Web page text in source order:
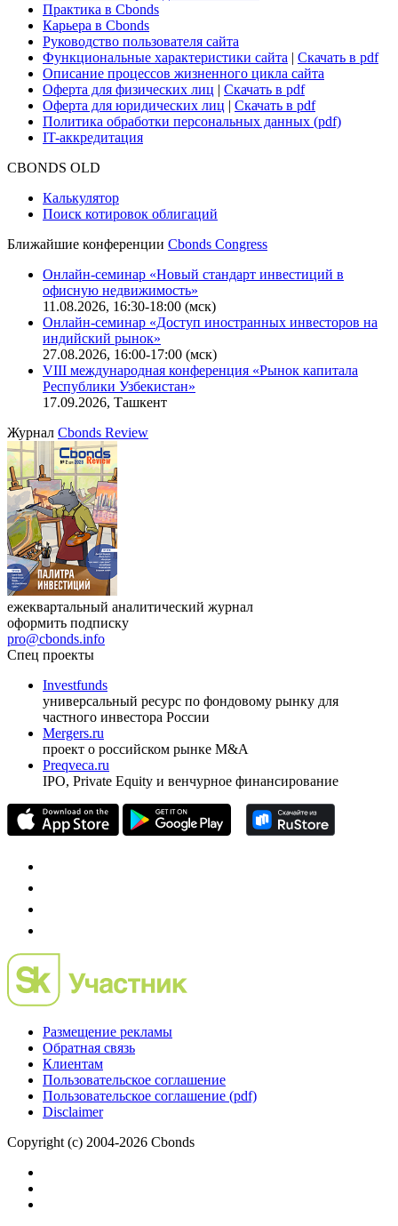
Для клиентов
О нас
Безопасность проведения платежей
Практика в Cbonds
Карьера в Cbonds
Руководство пользователя сайта
Функциональные характеристики сайта|Скачать в pdf
Описание процессов жизненного цикла сайта
Оферта для юридических лиц
IT-аккредитация
Поиск котировок облигаций
Ближайшие конференцииCbonds Congress
Онлайн-семинар «Новый стандарт инвестиций в
офисную недвижимость»
11.08.2026, 16:30-18:00 (мск)
Онлайн-семинар «Доступ иностранных инвесторов на
индийский рынок»
VIII международная конференция «Рынок капитала
Республики Узбекистан»
17.09.2026, Ташкент
ЖурналCbonds Review
оформить подписку
pro@cbonds.info
Спец проекты
Investfunds
универсальный ресурс по фондовому рынку для
частного инвестора России
проект о российском рынке M&A
Preqveca.ru
Размещение рекламы
Обратная связь
Пользовательское соглашение
Copyright (c) 2004-2026 Cbonds